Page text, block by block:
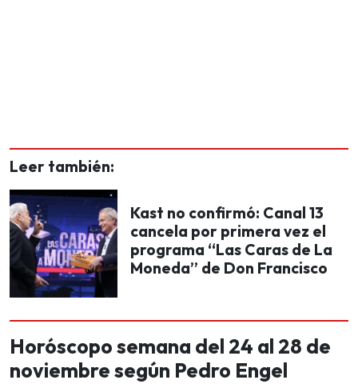
Leer también:
Kast no confirmó: Canal 13
cancela por primera vez el
programa “Las Caras de La
Moneda” de Don Francisco
Horóscopo semana del 24 al 28 de
noviembre según Pedro Engel